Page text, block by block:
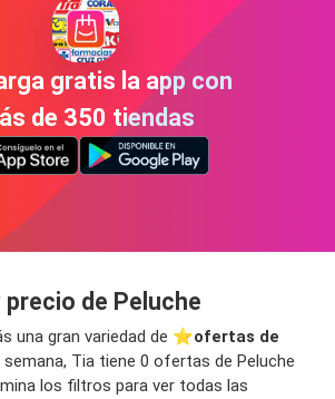
gratis la app con
de 350 tiendas
de Peluche
una gran variedad de ⭐️ofertas de
Tia tiene 0 ofertas de Peluche
los filtros para ver todas las